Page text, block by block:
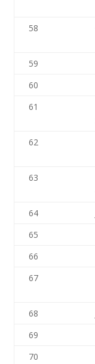
58
59
60
61
62
63
64
65
66
67
68
69
70